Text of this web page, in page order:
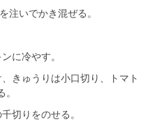
注いでかき混ぜる。
に冷やす。
きゅうりは小口切り、トマト
切りをのせる。